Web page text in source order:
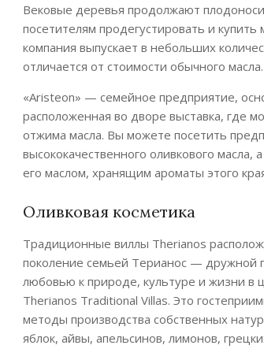
Вековые деревья продолжают
посетителям продегустировать и
компания выпускает в небольших
отличается от стоимости обычного масла.
«Aristeon» — семейное предприятие,
расположенная во дворе выставка, где
отжима масла. Вы можете посетить
высококачественного оливкового
его маслом, хранящим ароматы этого
Оливковая косметика
Традиционные виллы Therianos
поколение семьей Терианос — дружной
любовью к природе, культуре и жизни в
Therianos Traditional Villas. Это
методы производства собственных
яблок, айвы, апельсинов, лимонов,